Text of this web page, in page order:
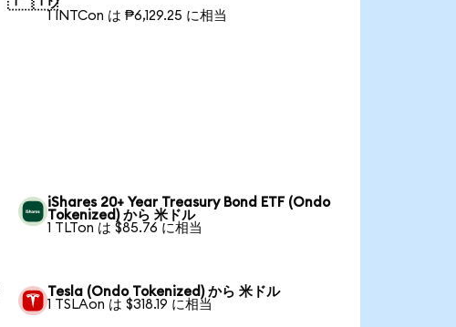
ソ
1 INTCon は ₱6,129.25 に相当
iShares 20+ Year Treasury Bond ETF (Ondo
Tokenized) から 米ドル
1 TLTon は $85.76 に相当
Tesla (Ondo Tokenized) から 米ドル
1 TSLAon は $318.19 に相当